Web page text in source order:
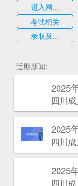
进入网...
考试相关
录取及...
近期新闻:
2025
2025